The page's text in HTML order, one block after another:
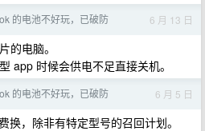
的电池不好玩，已破防 6 月 13 日
的电脑。
app 时候会供电不足直接关机。
的电池不好玩，已破防 6 月 5 日
换，除非有特定型号的召回计划。